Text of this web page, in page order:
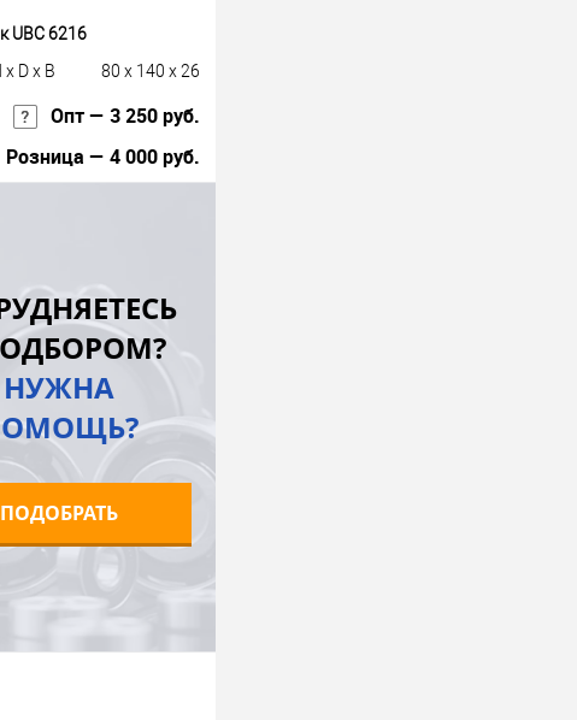
UBC 6216
D x B
80 x 140 x 26
Опт — 3 250 руб.
Розница — 4 000 руб.
1 клик
В наличии
НУЖНА
ПОДОБРАТЬ